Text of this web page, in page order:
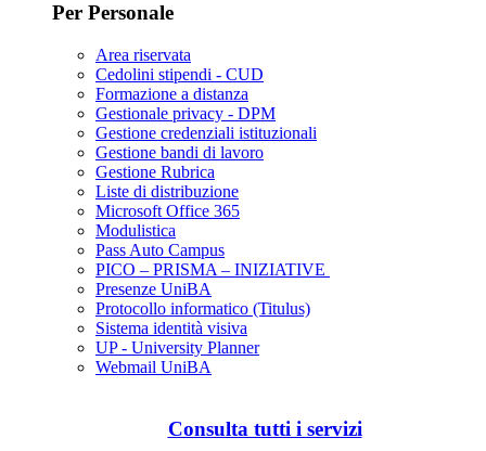
Per Personale
Area riservata
Cedolini stipendi - CUD
Formazione a distanza
Gestionale privacy - DPM
Gestione credenziali istituzionali
Gestione bandi di lavoro
Gestione Rubrica
Liste di distribuzione
Microsoft Office 365
Modulistica
Pass Auto Campus
PICO – PRISMA – INIZIATIVE
Presenze UniBA
Protocollo informatico (Titulus)
Sistema identità visiva
UP - University Planner
Webmail UniBA
Consulta tutti i servizi